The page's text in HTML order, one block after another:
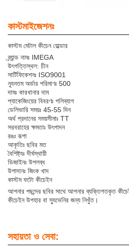
কাস্টমাইজেশনঃ
কাস্টম মেটাল কীচেন হোল্ডার
ব্র্যান্ড নামঃ IMEGA
উৎপত্তিস্থল: চীন
সার্টিফিকেশনঃ ISO9001
ন্যূনতম অর্ডার পরিমাণঃ 500
দামঃ কারখানার দাম
প্যাকেজিংয়ের বিবরণঃ পলিব্যাগ
ডেলিভারি সময়ঃ 45-55 দিন
অর্থ প্রদানের সময়সীমাঃ TT
সরবরাহের ক্ষমতাঃ উৎপাদন
রঙঃ রূপা
আকৃতিঃ ছবির মত
বৈশিষ্ট্যঃ দীর্ঘস্থায়ী
ডিজাইনঃ উপলব্ধ
উপাদানঃ জিংক খাদ
কাস্টম ফটো কীচেইন
আপনার পছন্দের ছবির সাথে আপনার ব্যক্তিগতকৃত
কীচেইন উপহার বা স্যুভেনির জন্য নিখুঁত।
সহায়তা ও সেবা: